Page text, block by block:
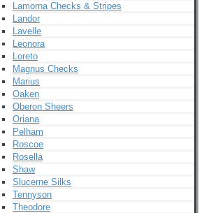
Lamorna Checks & Stripes
Landor
Lavelle
Leonora
Loreto
Magnus Checks
Marius
Oaken
Oberon Sheers
Oriana
Pelham
Roscoe
Rosella
Shaw
Slucerne Silks
Tennyson
Theodore